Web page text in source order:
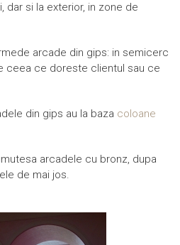
dar si la exterior, in zone de
arcade din gips: in semicerc
ceea ce doreste clientul sau ce
din gips au la baza coloane
arcadele cu bronz, dupa
de mai jos.